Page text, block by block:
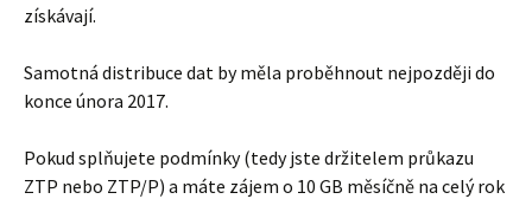
získávají.
Samotná distribuce dat by měla proběhnout nejpozději do
konce února 2017.
Pokud splňujete podmínky (tedy jste držitelem průkazu
ZTP nebo ZTP/P) a máte zájem o 10 GB měsíčně na celý rok